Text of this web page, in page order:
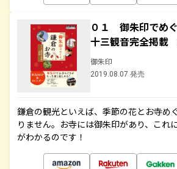
０１ 御朱印でめ
十三観音完全掲載
御朱印
2019.08.07 発売
鎌倉の観光といえば、季節の花とお寺め
りません。お寺には御朱印があり、これ
がわかるのです！